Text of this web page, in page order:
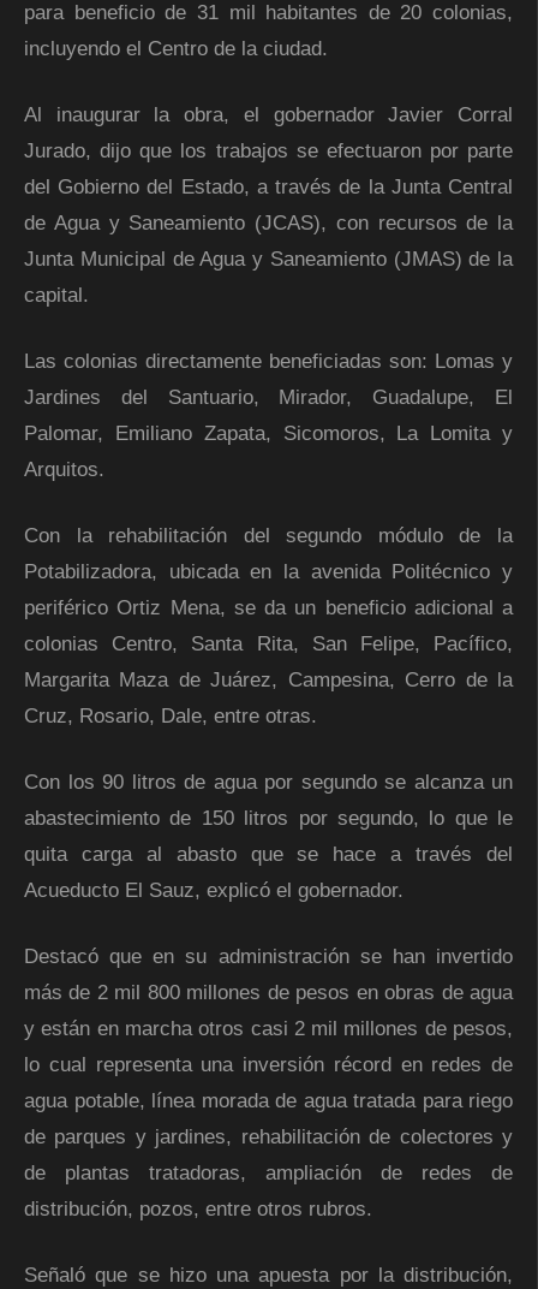
para beneficio de 31 mil habitantes de 20 colonias,
incluyendo el Centro de la ciudad.
Al inaugurar la obra, el gobernador Javier Corral
Jurado, dijo que los trabajos se efectuaron por parte
del Gobierno del Estado, a través de la Junta Central
de Agua y Saneamiento (JCAS), con recursos de la
Junta Municipal de Agua y Saneamiento (JMAS) de la
capital.
Las colonias directamente beneficiadas son: Lomas y
Jardines del Santuario, Mirador, Guadalupe, El
Palomar, Emiliano Zapata, Sicomoros, La Lomita y
Arquitos.
Con la rehabilitación del segundo módulo de la
Potabilizadora, ubicada en la avenida Politécnico y
periférico Ortiz Mena, se da un beneficio adicional a
colonias Centro, Santa Rita, San Felipe, Pacífico,
Margarita Maza de Juárez, Campesina, Cerro de la
Cruz, Rosario, Dale, entre otras.
Con los 90 litros de agua por segundo se alcanza un
abastecimiento de 150 litros por segundo, lo que le
quita carga al abasto que se hace a través del
Acueducto El Sauz, explicó el gobernador.
Destacó que en su administración se han invertido
más de 2 mil 800 millones de pesos en obras de agua
y están en marcha otros casi 2 mil millones de pesos,
lo cual representa una inversión récord en redes de
agua potable, línea morada de agua tratada para riego
de parques y jardines, rehabilitación de colectores y
de plantas tratadoras, ampliación de redes de
distribución, pozos, entre otros rubros.
Señaló que se hizo una apuesta por la distribución,